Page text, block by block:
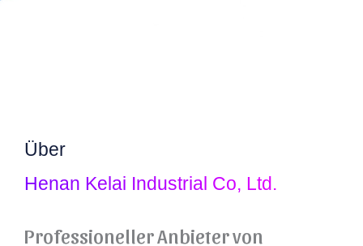
Über
Henan Kelai Industrial Co, Ltd.
Professioneller Anbieter von